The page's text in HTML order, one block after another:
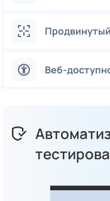
Веб-